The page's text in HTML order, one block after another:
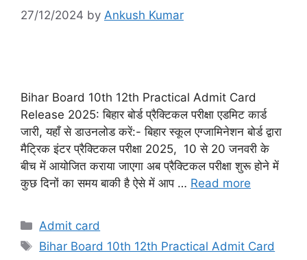
27/12/2024 by Ankush Kumar
Bihar Board 10th 12th Practical Admit Card
Release 2025: बिहार बोर्ड प्रैक्टिकल परीक्षा एडमिट कार्ड
जारी, यहाँ से डाउनलोड करें:- बिहार स्कूल एग्जामिनेशन बोर्ड द्वारा
मैट्रिक इंटर प्रैक्टिकल परीक्षा 2025, 10 से 20 जनवरी के
बीच में आयोजित कराया जाएगा अब प्रैक्टिकल परीक्षा शुरू होने में
कुछ दिनों का समय बाकी है ऐसे में आप … Read more
Categories
Admit card
Tags
Bihar Board 10th 12th Practical Admit Card